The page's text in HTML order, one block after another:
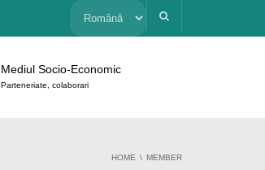
Alege
limbă
Mediul Socio-Economic
Parteneriate, colaborari
HOME MEMBER